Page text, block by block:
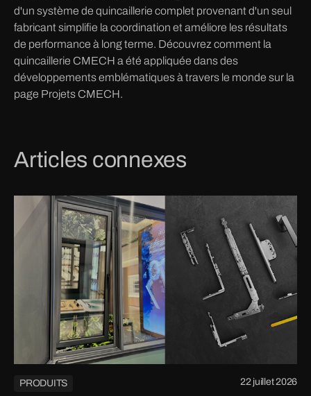
d'un système de quincaillerie complet provenant d'un seul
fabricant simplifie la coordination et améliore les résultats
de performance à long terme. Découvrez comment la
quincaillerie CMECH a été appliquée dans des
développements emblématiques à travers le monde sur la
page Projets CMECH.
Articles connexes
PRODUITS 22 juillet 2026